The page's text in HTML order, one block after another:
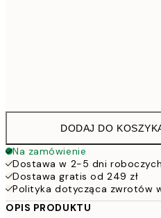
DODAJ DO
Na zamówienie
Dostawa w 2-5 dni roboczych
Dostawa gratis od 249 zł
Polityka dotycząca zwrotów
OPIS PRODUKTU